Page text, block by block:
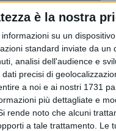
è la nostra
su un
standard inviate da un
analisi dell'audience e
precisi di
a noi e ai nostri 1731
più dettagliate e
rende noto che alcuni
a tale trattamento. Le